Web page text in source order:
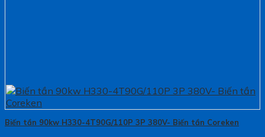
Biến tần 90kw H330-4T90G/110P 3P 380V- Biến tần Coreken